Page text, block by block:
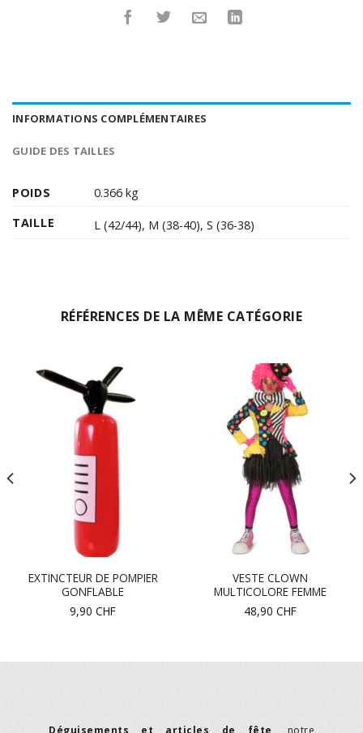
INFORMATIONS COMPLÉMENTAIRES
GUIDE DES TAILLES
POIDS
0.366 kg
TAILLE
L (42/44), M (38-40),S (36-38)
RÉFÉRENCES DE LA MÊME CATÉGORIE
EXTINCTEUR DE POMPIER
GONFLABLE
9,90 CHF
VESTE CLOWN
MULTICOLORE FEMME
48,90 CHF
Déguisements et articles de fête , notre